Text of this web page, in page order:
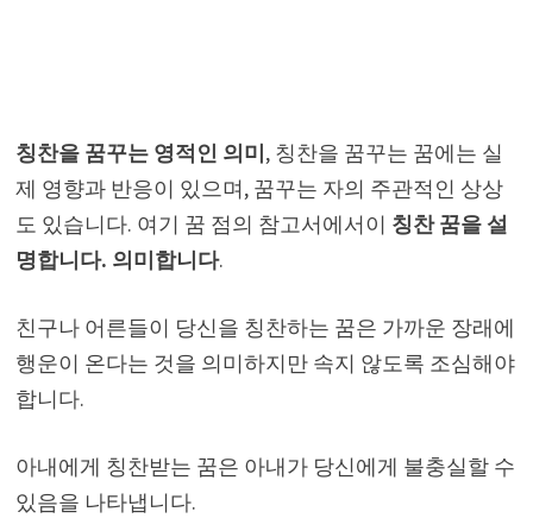
칭찬을 꿈꾸는 영적인 의미, 칭찬을 꿈꾸는 꿈에는 실
제 영향과 반응이 있으며, 꿈꾸는 자의 주관적인 상상
도 있습니다. 여기 꿈 점의 참고서에서이 칭찬 꿈을 설
명합니다. 의미합니다.
친구나 어른들이 당신을 칭찬하는 꿈은 가까운 장래에
행운이 온다는 것을 의미하지만 속지 않도록 조심해야
합니다.
아내에게 칭찬받는 꿈은 아내가 당신에게 불충실할 수
있음을 나타냅니다.